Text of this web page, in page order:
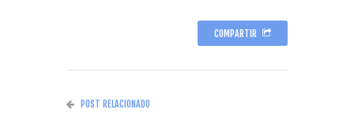
COMPARTIR
POST RELACIONADO